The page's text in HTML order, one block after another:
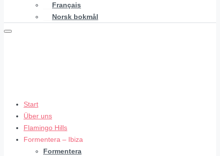
Français
Norsk bokmål
Start
Über uns
Flamingo Hills
Formentera – Ibiza
Formentera